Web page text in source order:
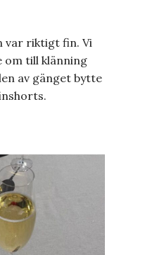
var riktigt fin. Vi
till klänning
av gänget bytte